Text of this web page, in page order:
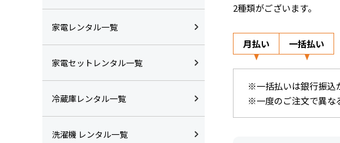
2種類がございます。
月払い 一括払い
※一括払いは銀行振込
※一度のご注文で異な
家電レンタル一覧
家電セットレンタル一覧
冷蔵庫レンタル一覧
洗濯機 レンタル一覧